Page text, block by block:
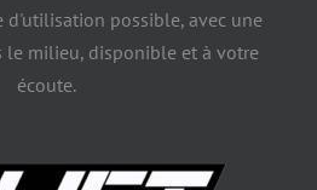
d'utilisation possible, avec une
le milieu, disponible et à votre
écoute.